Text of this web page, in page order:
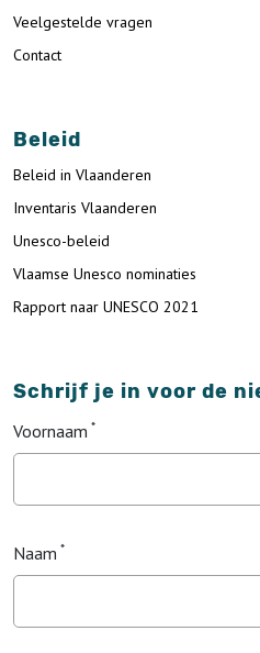
Veelgestelde vragen
Contact
Beleid
Beleid in Vlaanderen
Inventaris Vlaanderen
Unesco-beleid
Vlaamse Unesco nominaties
Rapport naar UNESCO 2021
Schrijf je in voor de
Voornaam
Naam